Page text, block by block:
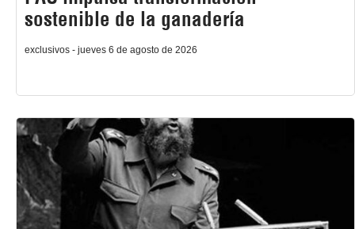
sostenible de la ganadería
exclusivos - jueves 6 de agosto de 2026